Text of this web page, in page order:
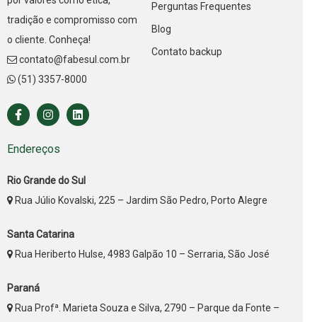
tradição e compromisso com
o cliente. Conheça!
contato@fabesul.com.br
(51) 3357-8000
Perguntas Frequentes
Blog
Contato backup
Endereços
Rio Grande do Sul
Rua Júlio Kovalski, 225 – Jardim São Pedro, Porto Alegre
Santa Catarina
Rua Heriberto Hulse, 4983 Galpão 10 – Serraria, São José
Paraná
Rua Profª. Marieta Souza e Silva, 2790 – Parque da Fonte –